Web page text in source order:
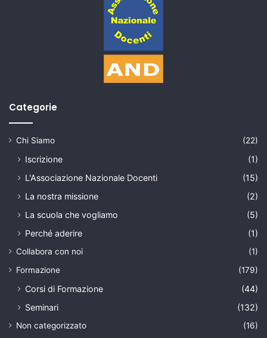
Categorie
Chi Siamo (22)
Iscrizione
(1)
L'Associazione Nazionale Docenti
(15)
La nostra missione
(2)
La scuola che vogliamo
(5)
Perché aderire
(1)
Collabora con noi
(1)
Formazione
(179)
Corsi di Formazione
(44)
Seminari
(132)
Non categorizzato (16)